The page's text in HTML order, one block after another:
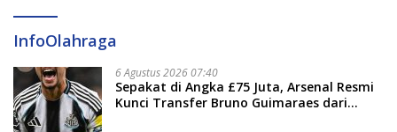
InfoOlahraga
6 Agustus 2026 07:40
Sepakat di Angka £75 Juta, Arsenal Resmi
Kunci Transfer Bruno Guimaraes dari